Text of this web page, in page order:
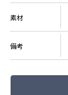
素材
備考